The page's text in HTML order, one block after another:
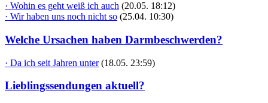
· Wohin es geht weiß ich auch (20.05. 18:12)
· Wir haben uns noch nicht so (25.04. 10:30)
Welche Ursachen haben Darmbeschwerden?
· Da ich seit Jahren unter (18.05. 23:59)
Lieblingssendungen aktuell?